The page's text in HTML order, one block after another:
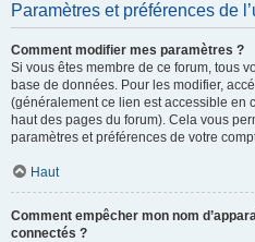
Paramètres et préférences de
Comment modifier mes paramètres ?
Si vous êtes membre de ce forum, tous
base de données. Pour les modifier,
(généralement ce lien est accessible en
haut des pages du forum). Cela vous
paramètres et préférences de votre
Haut
Comment empêcher mon nom
connectés ?